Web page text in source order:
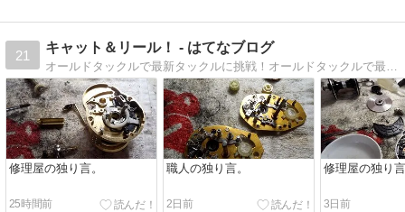
21
キャット＆リール！ - はてなブログ
修理屋の独り言。
25時間前
職人の独り言。
2日前
修理屋の独り
3日前